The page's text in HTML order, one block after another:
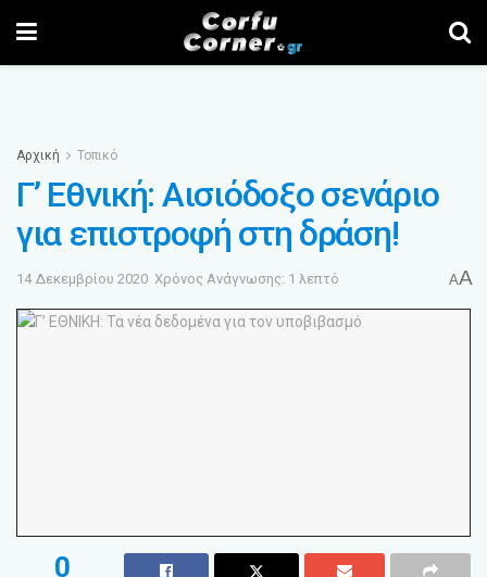
Αρχική Τοπικό
Γ’ Εθνική: Αισιόδοξο σενάριο
για επιστροφή στη δράση!
14 Δεκεμβρίου 2020 Χρόνος Ανάγνωσης: 1 λεπτό AA
0